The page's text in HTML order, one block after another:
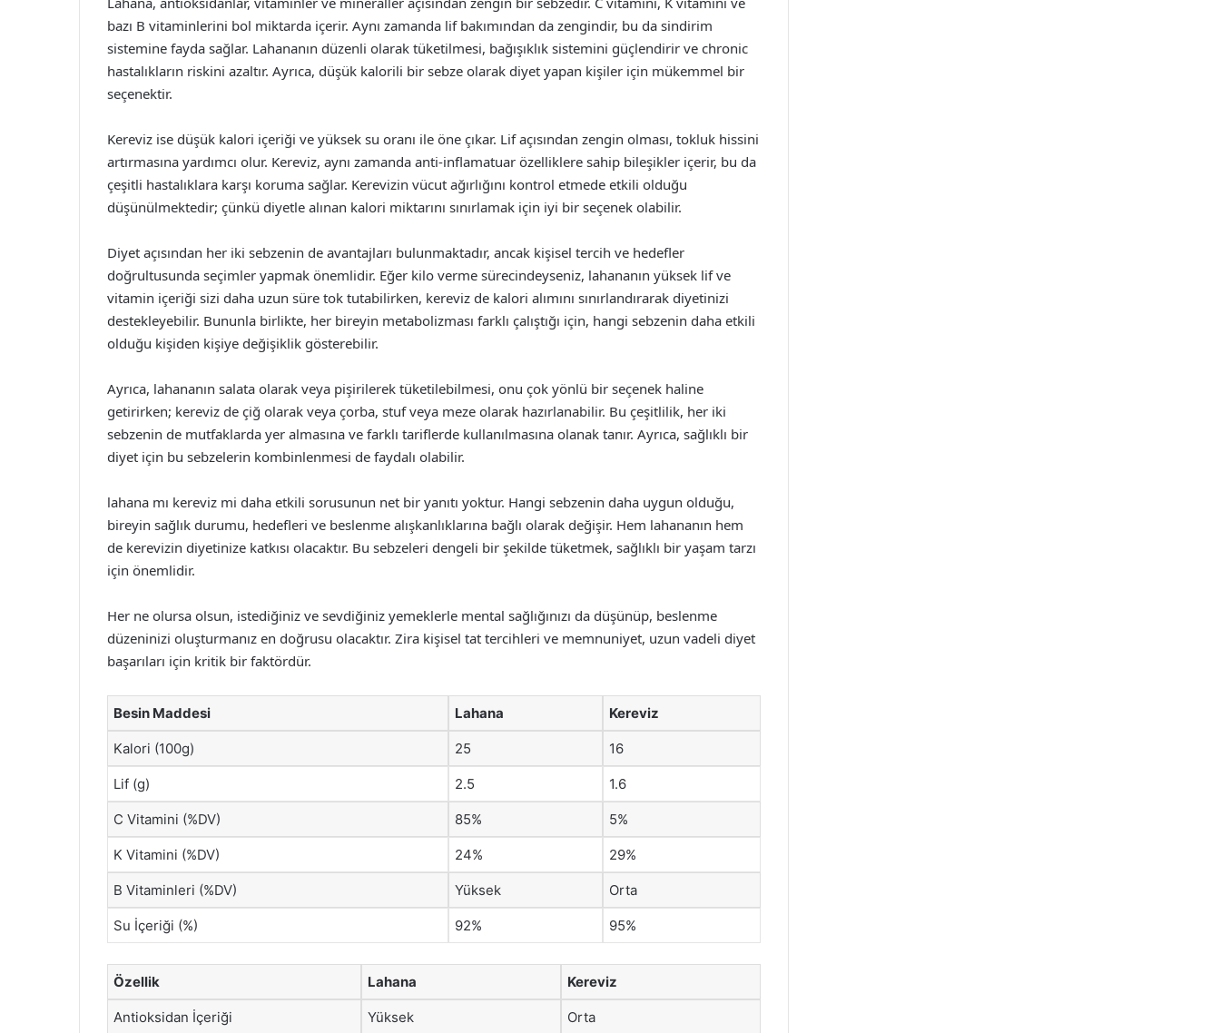
bazı B vitaminlerini bol miktarda içerir. Aynı zamanda lif bakımından da zengindir, bu da sindirim
sistemine fayda sağlar. Lahananın düzenli olarak tüketilmesi, bağışıklık sistemini güçlendirir ve chronic
hastalıkların riskini azaltır. Ayrıca, düşük kalorili bir sebze olarak diyet yapan kişiler için mükemmel bir
seçenektir.
Kereviz ise düşük kalori içeriği ve yüksek su oranı ile öne çıkar. Lif açısından zengin olması, tokluk hissini
artırmasına yardımcı olur. Kereviz, aynı zamanda anti-inflamatuar özelliklere sahip bileşikler içerir, bu da
çeşitli hastalıklara karşı koruma sağlar. Kerevizin vücut ağırlığını kontrol etmede etkili olduğu
düşünülmektedir; çünkü diyetle alınan kalori miktarını sınırlamak için iyi bir seçenek olabilir.
Diyet açısından her iki sebzenin de avantajları bulunmaktadır, ancak kişisel tercih ve hedefler
doğrultusunda seçimler yapmak önemlidir. Eğer kilo verme sürecindeyseniz, lahananın yüksek lif ve
vitamin içeriği sizi daha uzun süre tok tutabilirken, kereviz de kalori alımını sınırlandırarak diyetinizi
destekleyebilir. Bununla birlikte, her bireyin metabolizması farklı çalıştığı için, hangi sebzenin daha etkili
olduğu kişiden kişiye değişiklik gösterebilir.
Ayrıca, lahananın salata olarak veya pişirilerek tüketilebilmesi, onu çok yönlü bir seçenek haline
getirirken; kereviz de çiğ olarak veya çorba, stuf veya meze olarak hazırlanabilir. Bu çeşitlilik, her iki
sebzenin de mutfaklarda yer almasına ve farklı tariflerde kullanılmasına olanak tanır. Ayrıca, sağlıklı bir
diyet için bu sebzelerin kombinlenmesi de faydalı olabilir.
lahana mı kereviz mi daha etkili sorusunun net bir yanıtı yoktur. Hangi sebzenin daha uygun olduğu,
bireyin sağlık durumu, hedefleri ve beslenme alışkanlıklarına bağlı olarak değişir. Hem lahananın hem
de kerevizin diyetinize katkısı olacaktır. Bu sebzeleri dengeli bir şekilde tüketmek, sağlıklı bir yaşam tarzı
için önemlidir.
Her ne olursa olsun, istediğiniz ve sevdiğiniz yemeklerle mental sağlığınızı da düşünüp, beslenme
düzeninizi oluşturmanız en doğrusu olacaktır. Zira kişisel tat tercihleri ve memnuniyet, uzun vadeli diyet
başarıları için kritik bir faktördür.
Besin Maddesi Lahana Kereviz
Kalori (100g) 25 16
Lif (g) 2.5 1.6
C Vitamini (%DV) 85% 5%
K Vitamini (%DV) 24% 29%
B Vitaminleri (%DV) Yüksek Orta
Su İçeriği (%) 92% 95%
Özellik Lahana Kereviz
Antioksidan İçeriği Yüksek Orta